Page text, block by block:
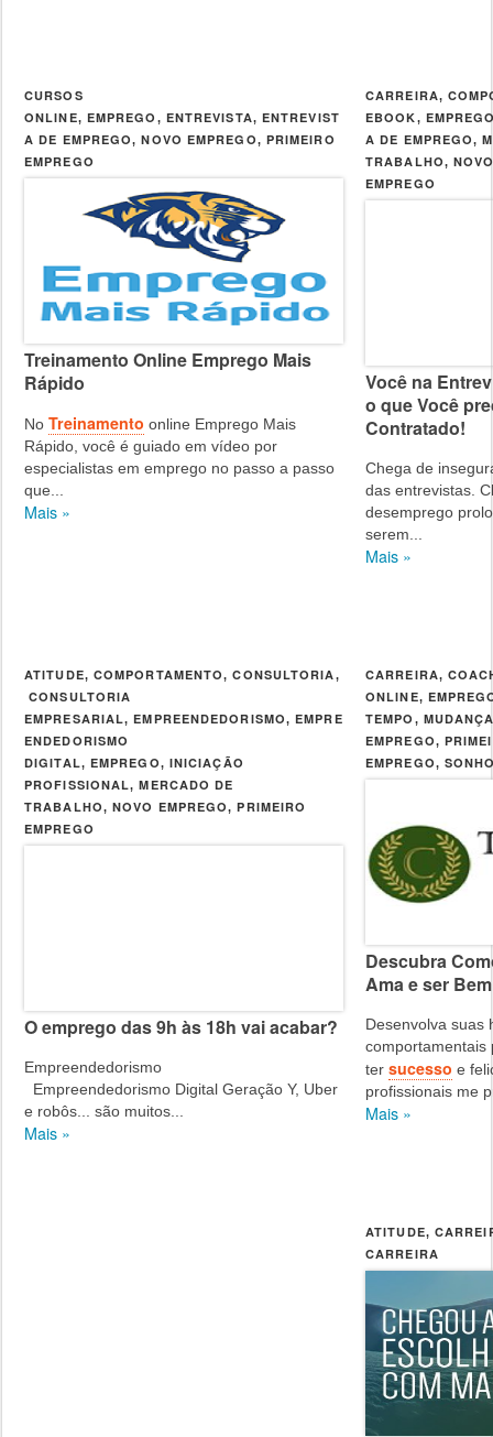
CURSOS
ONLINE, EMPREGO , ENTREVISTA, ENTREVIST
A DE EMPREGO,NOVO EMPREGO, PRIMEIRO
EMPREGO
Treinamento Online Emprego Mais
Rápido
No Treinamento online Emprego Mais
Rápido, você é guiado em vídeo por
especialistas em emprego no passo a passo
que...
Mais »
CARREIRA,
EBOOK,
A DE EMPREGO,
TRABALHO,
EMPREGO
Você na
o que Você
Contratado!
Chega de
das entrevistas.
desemprego
serem...
Mais »
ATITUDE, COMPORTAMENTO,CONSULTORIA,
CONSULTORIA
EMPRESARIAL,EMPREENDEDORISMO,EMPRE
ENDEDORISMO
DIGITAL, EMPREGO, INICIAÇÃO
PROFISSIONAL,MERCADO DE
TRABALHO,NOVO EMPREGO,PRIMEIRO
EMPREGO
O emprego das 9h às 18h vai acabar?
Empreendedorismo
Empreendedorismo Digital Geração Y, Uber
e robôs... são muitos...
Mais »
CARREIRA,
ONLINE,
TEMPO ,
EMPREGO,
EMPREGO,
Descubra
Ama e ser
Desenvolva suas
comportamentais
ter sucesso e
profissionais me
Mais »
ATITUDE,
CARREIRA